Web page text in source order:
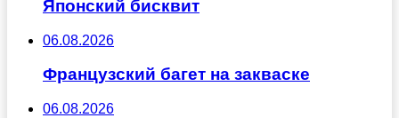
Японский бисквит
06.08.2026
Французский багет на закваске
06.08.2026